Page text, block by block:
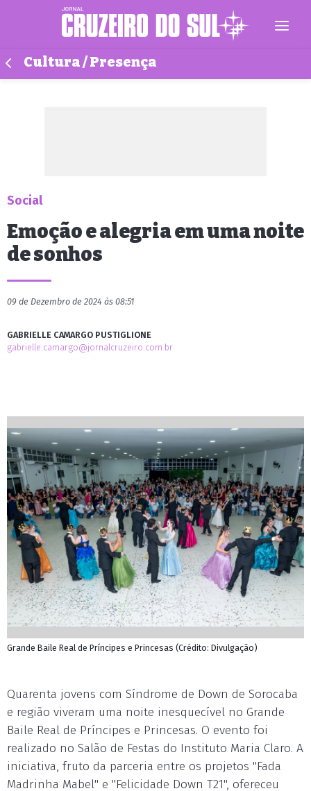
Cultura / Presença
Social
Emoção e alegria em uma noite
de sonhos
09 de Dezembro de 2024 às 08:51
GABRIELLE CAMARGO PUSTIGLIONE
gabrielle.camargo@jornalcruzeiro.com.br
Grande Baile Real de Príncipes e Princesas (Crédito: Divulgação)
Quarenta jovens com Síndrome de Down de Sorocaba
e região viveram uma noite inesquecível no Grande
Baile Real de Príncipes e Princesas. O evento foi
realizado no Salão de Festas do Instituto Maria Claro. A
iniciativa, fruto da parceria entre os projetos "Fada
Madrinha Mabel" e "Felicidade Down T21", ofereceu